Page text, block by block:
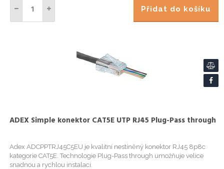
Přidat do košíku
ADEX Simple konektor CAT5E UTP RJ45 Plug-Pass through
Adex ADCPPTRJ45C5EU je kvalitní nestíněný konektor RJ45 8p8c
kategorie CAT5E. Technologie Plug-Pass through umožňuje velice
snadnou a rychlou instalaci.